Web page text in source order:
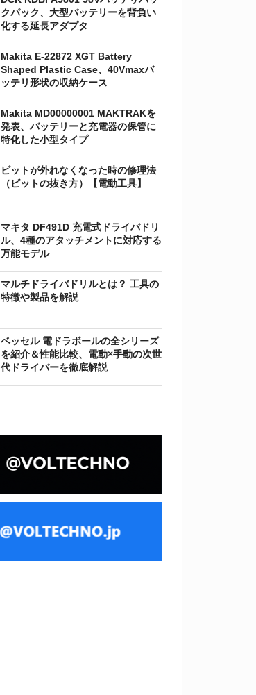
クパック、大型バッテリーを背負い
化する延長アダプタ
Makita E-22872 XGT Battery
Shaped Plastic Case、40Vmaxバ
ッテリ形状の収納ケース
Makita MD00000001 MAKTRAKを
発表、バッテリーと充電器の保管に
特化した小型タイプ
ビットが外れなくなった時の修理法
（ビットの抜き方）【電動工具】
マキタ DF491D 充電式ドライバドリ
ル、4種のアタッチメントに対応する
万能モデル
マルチドライバドリルとは？ 工具の
特徴や製品を解説
ベッセル 電ドラボールの全シリーズ
を紹介＆性能比較、電動×手動の次世
代ドライバーを徹底解説